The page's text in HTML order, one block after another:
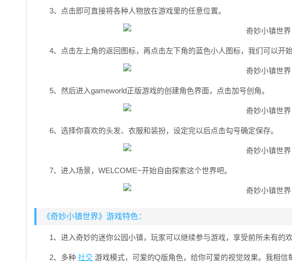
3、点击即可直接将各种人物放在游戏里的任意位置。
4、点击左上角的返回图标，再点击左下角的蓝色小人图标，我们可以开始
5、然后进入gameworld正版游戏的创建角色界面，点击加号创角。
6、选择你喜欢的头发、衣服和装扮，设定完以后点击勾号确定保存。
7、进入场景，WELCOME~开始自由探索这个世界吧。
《奇妙小镇世界》游戏特色：
1、进入奇妙的迷你公园小镇，玩家可以继续参与游戏，享受前所未有的
2、多种 社交 游戏模式，可爱的Q版角色，给你可爱的视觉效果。我相信